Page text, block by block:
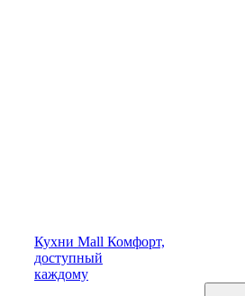
Кухни Mall Комфорт,
доступный
каждому